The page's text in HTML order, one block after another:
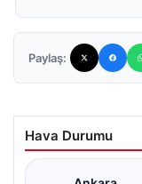
Paylaş:
Hava Durumu